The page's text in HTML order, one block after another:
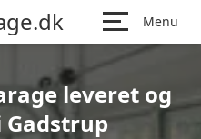
Menu
leveret og